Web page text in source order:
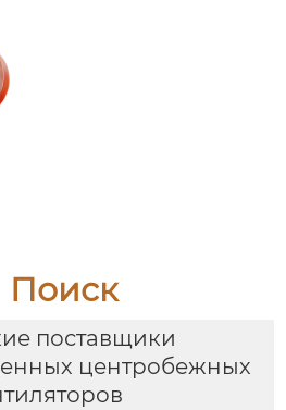
Поиск
поставщики
центробежных